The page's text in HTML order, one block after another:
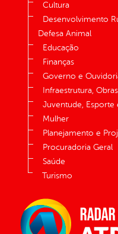
Cultura
Desenvolvimento
Defesa Animal
Educação
Finanças
Governo e
Infraestrutura,
Juventude, Esporte
Mulher
Planejamento e
Procuradoria Geral
Saúde
Turismo